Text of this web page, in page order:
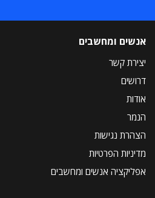
אנשים ומחשבים
יצירת קשר
דרושים
אודות
הנמר
הצהרת נגישות
מדיניות הפרטיות
אפליקציה אנשים ומחשבים